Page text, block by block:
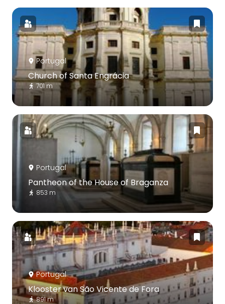
Portugal
Church of Santa Engrácia
701 m
Portugal
Pantheon of the House of Braganza
853 m
Portugal
Klooster van São Vicente de Fora
891 m